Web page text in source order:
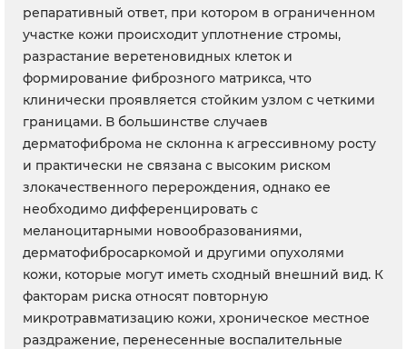
репаративный ответ, при котором в ограниченном
участке кожи происходит уплотнение стромы,
разрастание веретеновидных клеток и
формирование фиброзного матрикса, что
клинически проявляется стойким узлом с четкими
границами. В большинстве случаев
дерматофиброма не склонна к агрессивному росту
и практически не связана с высоким риском
злокачественного перерождения, однако ее
необходимо дифференцировать с
меланоцитарными новообразованиями,
дерматофибросаркомой и другими опухолями
кожи, которые могут иметь сходный внешний вид. К
факторам риска относят повторную
микротравматизацию кожи, хроническое местное
раздражение, перенесенные воспалительные